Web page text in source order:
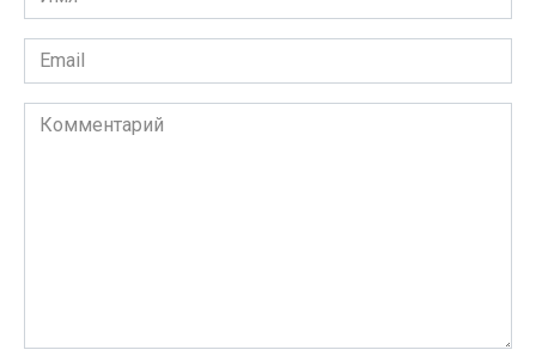
*
Email
*
Комментарий